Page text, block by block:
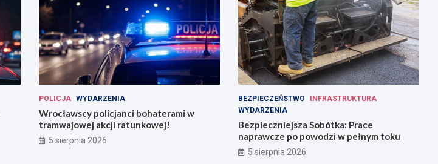
POLICJA WYDARZENIA
Wrocławscy policjanci bohaterami w
tramwajowej akcji ratunkowej!
5 sierpnia 2026
BEZPIECZEŃSTWO
INFRASTRUKTURA
WYDARZENIA
Bezpieczniejsza Sobótka: Prace
naprawcze po powodzi w pełnym toku
5 sierpnia 2026